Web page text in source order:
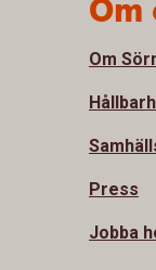
Om
Om
Press
Jobba